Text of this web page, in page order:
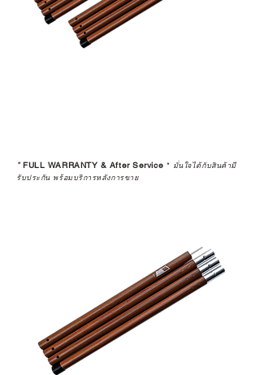
*FULL WARRANTY & After Service * มั่นใจได้กับสินค้ามี
รับประกัน พร้อมบริการหลังการขาย